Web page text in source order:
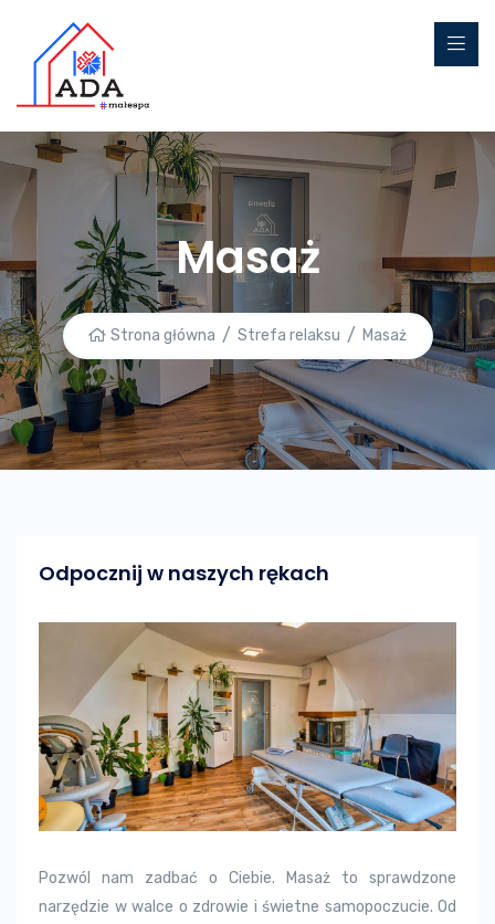
Masaż
Strona główna Strefa relaksu Masaż
Odpocznij w naszych rękach
Pozwól nam zadbać o Ciebie. Masaż to sprawdzone
narzędzie w walce o zdrowie i świetne samopoczucie. Od